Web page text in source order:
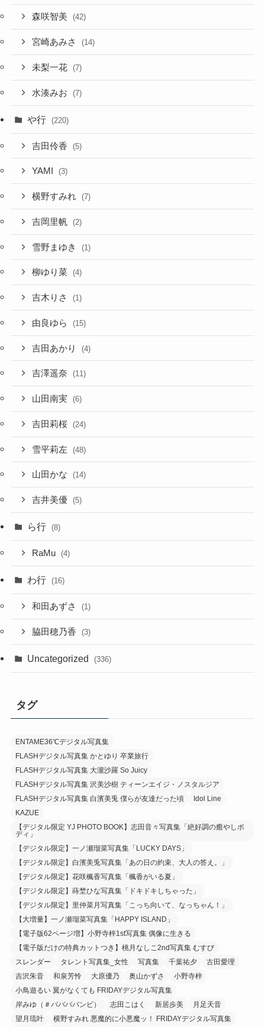
森咲智美 (42)
宮崎あみさ (14)
未梨一花 (7)
水湊みお (7)
や行 (220)
吉田伶香 (5)
YAMI (3)
横野すみれ (7)
吉岡里帆 (2)
雪野まゆき (1)
柳ゆり菜 (4)
吉木りさ (1)
由良ゆら (15)
吉田あかり (4)
吉澤遥奈 (11)
山田南実 (6)
吉田莉桜 (24)
雪平莉左 (48)
山田かな (14)
吉井美優 (5)
ら行 (8)
RaMu (4)
わ行 (16)
和田あずさ (1)
脇田穂乃香 (3)
Uncategorized (336)
タグ
ENTAME36℃デジタル写真集
FLASHデジタル写真集 かとゆり 卒業旅行
FLASHデジタル写真集 大瀧沙羅 So Juicy
FLASHデジタル写真集 沢美沙樹 ティーンエイジ・ノスタルジア
FLASHデジタル写真集 白濱美兎 僕らが友達だった頃
Idol Line
KAZUE
【デジタル限定 YJ PHOTO BOOK】志田音々写真集「絶好調の癒やしボ
ディ」
【デジタル限定】一ノ瀬瑠菜写真集「LUCKY DAYS」
【デジタル限定】白濱美兎写真集「あの日の約束、大人の答え。」
【デジタル限定】花咲楓香写真集「楓香がいる夏」
【デジタル限定】蒔埜ひな写真集「ドキドキしちゃった」
【デジタル限定】里仲菜月写真集「こっち向いて、なっちゃん！」
【大増量】一ノ瀬瑠菜写真集「HAPPY ISLAND」
【電子版62ページ増】小野寺梓1st写真集 偶像に生きる
【電子版だけの特典カットつき】桃月なしこ2nd写真集 むすび
スレンダー
タレント写真集_女性 写真集 千葉祐夕
古田愛理
吉沢朱音
和泉芳怜 大原優乃 奥山かずさ
小野寺梓
小鳥遊るい 翼がなくても FRIDAYデジタル写真集
岸みゆ（＃ババババンビ）
志田こはく 新居歩美
月足天音
望月琉叶
横野すみれ 悪魔的に小悪魔ッ！ FRIDAYデジタル写真集